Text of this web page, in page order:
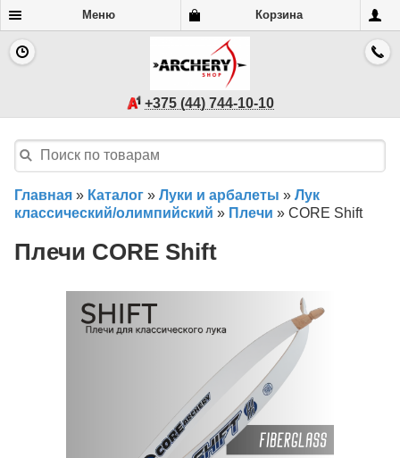
Меню Корзина
+375 (44) 744-10-10
Главная » Каталог » Луки и арбалеты » Лук
классический/олимпийский » Плечи » CORE Shift
Плечи CORE Shift